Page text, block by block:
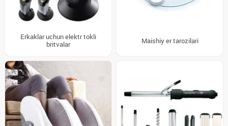
Erkaklar uchun elektr tokli
britvalar
Maishiy er tarozilari